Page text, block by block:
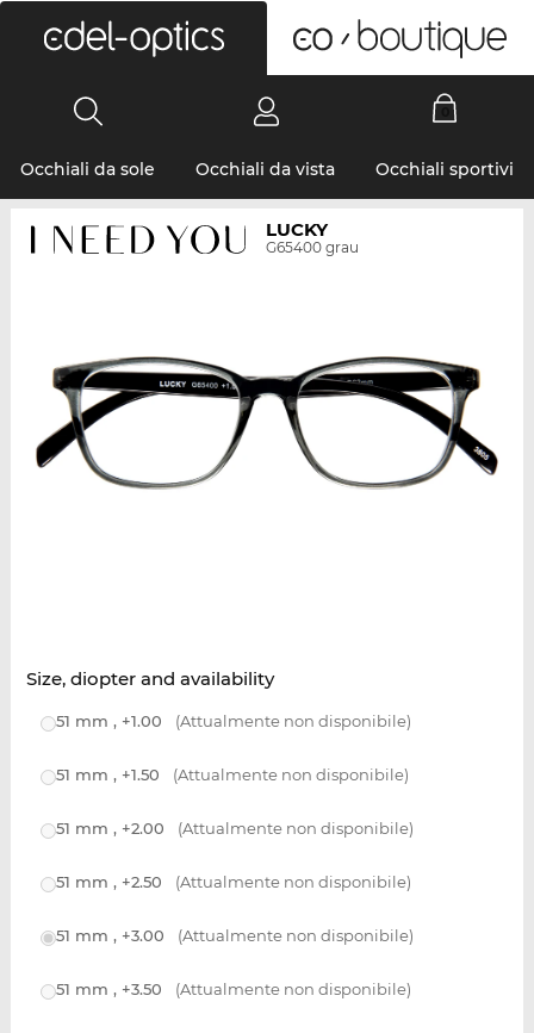
Occhiali da sole Occhiali da vista Occhiali sportivi
LUCKY
G65400 grau
Size, diopter and availability
51 mm , +1.00 (Attualmente non disponibile)
51 mm , +1.50 (Attualmente non disponibile)
51 mm , +2.00 (Attualmente non disponibile)
51 mm , +2.50 (Attualmente non disponibile)
51 mm , +3.00 (Attualmente non disponibile)
51 mm , +3.50 (Attualmente non disponibile)